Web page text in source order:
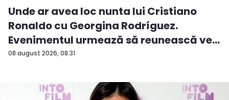
08 august 2026, 08:31
Unde ar avea loc nunta lui Cristiano
Ronaldo cu Georgina Rodríguez.
Evenimentul urmează să reunească ve...